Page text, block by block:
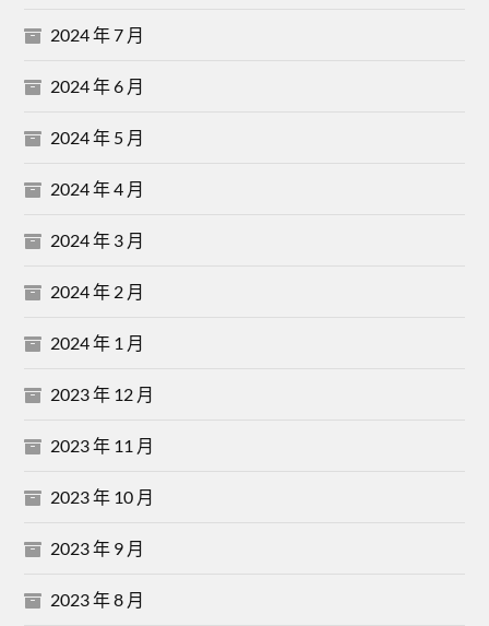
2024 年 7 月
2024 年 6 月
2024 年 5 月
2024 年 4 月
2024 年 3 月
2024 年 2 月
2024 年 1 月
2023 年 12 月
2023 年 11 月
2023 年 10 月
2023 年 9 月
2023 年 8 月